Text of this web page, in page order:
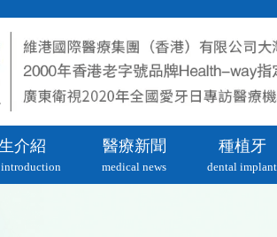
介紹 醫療新聞
medical news
種植牙
dental implant